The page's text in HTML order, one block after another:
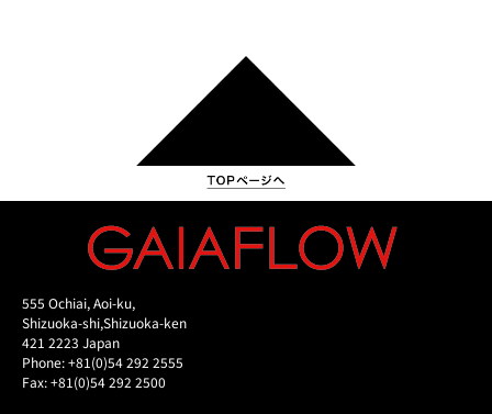
555 Ochiai, Aoi-ku,
Shizuoka-shi,Shizuoka-ken
421 2223 Japan
Phone: +81(0)54 292 2555
Fax: +81(0)54 292 2500